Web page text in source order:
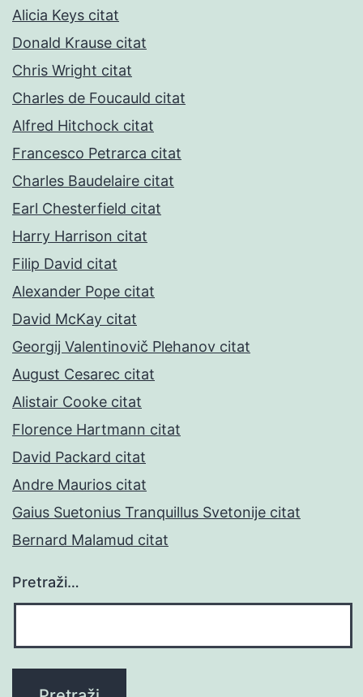
Alicia Keys citat
Donald Krause citat
Chris Wright citat
Charles de Foucauld citat
Alfred Hitchock citat
Francesco Petrarca citat
Charles Baudelaire citat
Earl Chesterfield citat
Harry Harrison citat
Filip David citat
Alexander Pope citat
David McKay citat
Georgij Valentinovič Plehanov citat
August Cesarec citat
Alistair Cooke citat
Florence Hartmann citat
David Packard citat
Andre Maurios citat
Gaius Suetonius Tranquillus Svetonije citat
Bernard Malamud citat
Pretraži…